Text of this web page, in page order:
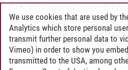
Promotionsstudium
Staatswissenschaften /
School of Public Affairs
Politikwissenschaft-
Promotionsstudium
We use cookies that are used by
Analytics which store personal
transmit further personal data to
Vimeo) in order to show you
transmitted to the USA, among